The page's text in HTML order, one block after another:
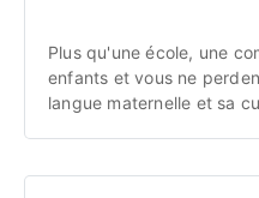
Plus qu'une école, une
enfants et vous ne
langue maternelle et sa